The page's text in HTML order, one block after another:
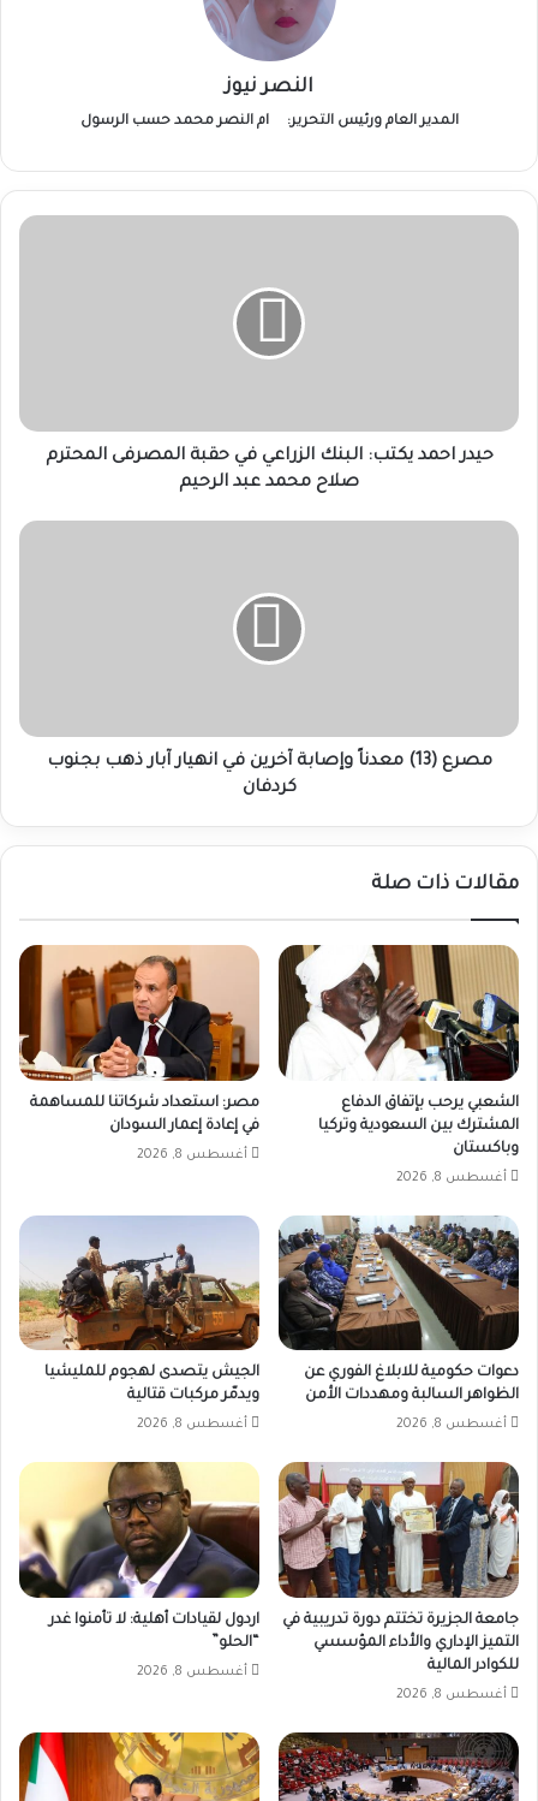
النصر نيوز
المدير العام ورئيس التحرير: ام النصر محمد حسب الرسول
حيدر
المحترم
صلاح
الرحيم
حيدر احمد يكتب: البنك الزراعي في حقبة المصرفى المحترم
صلاح محمد عبد الرحيم
مصرع
ذهب
بجنوب
مصرع (13) معدناً وإصابة آخرين في انهيار آبار ذهب بجنوب
كردفان
مقالات ذات صلة
الشعبي يرحب بإتفاق الدفاع
المشترك بين السعودية وتركيا
وباكستان
أغسطس 8, 2026
مصر: استعداد شركاتنا للمساهمة
في إعادة إعمار السودان
أغسطس 8, 2026
دعوات حكومية للابلاغ الفوري عن
الظواهر السالبة ومهددات الأمن
أغسطس 8, 2026
الجيش يتصدى لهجوم للمليشيا
ويدمّر مركبات قتالية
أغسطس 8, 2026
جامعة الجزيرة تختتم دورة تدريبية في
التميز الإداري والأداء المؤسسي
للكوادر المالية
أغسطس 8, 2026
اردول لقيادات أهلية: لا تأمنوا غدر
“الحلو”
أغسطس 8, 2026